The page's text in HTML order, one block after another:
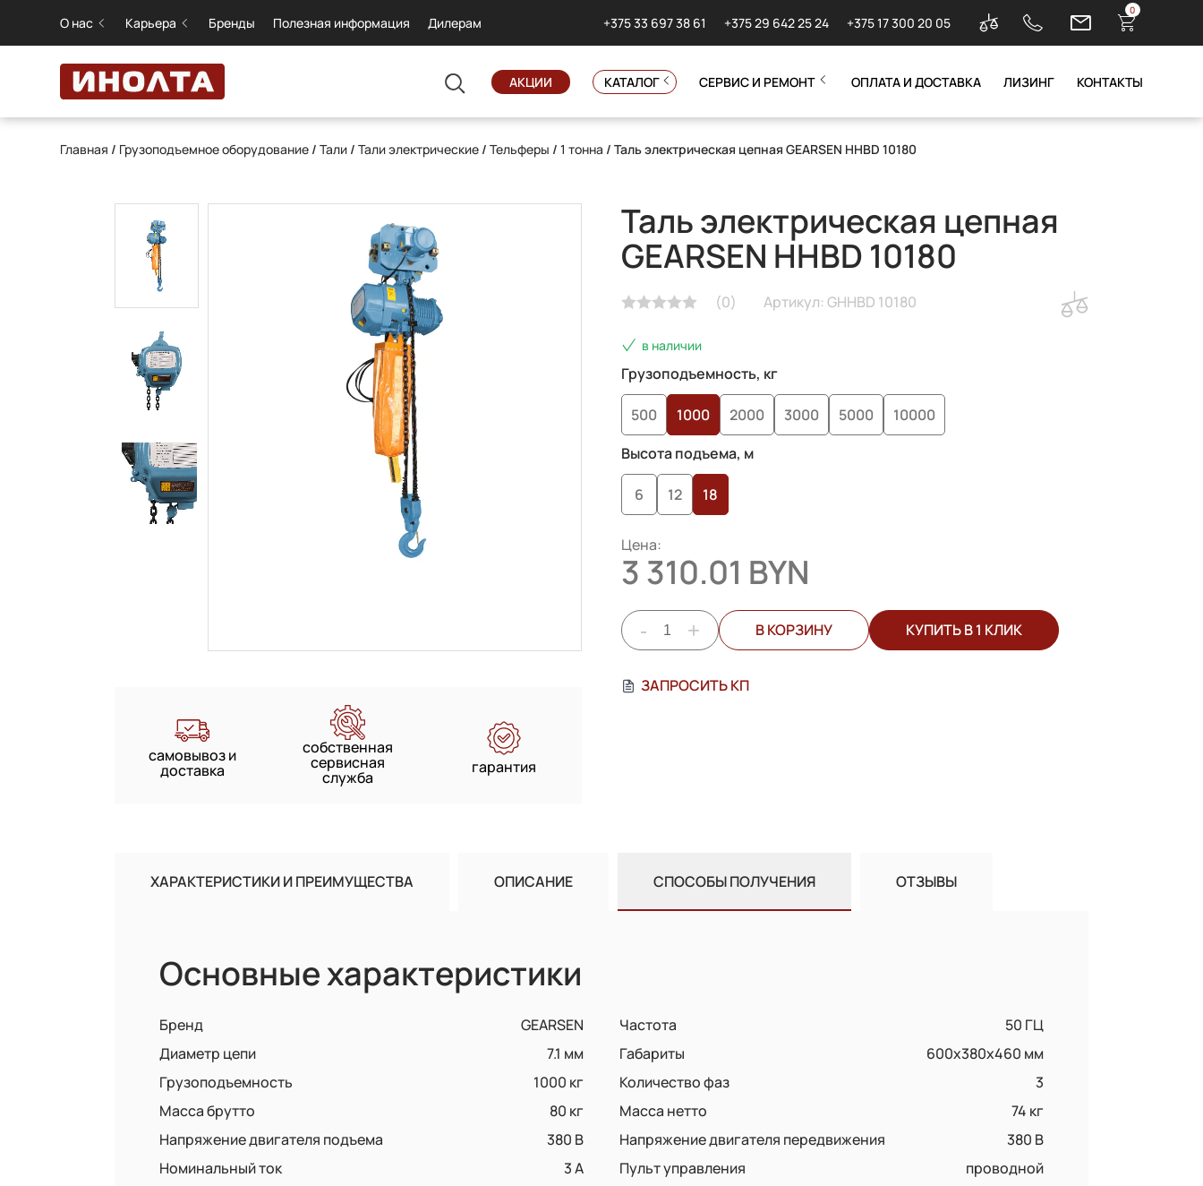
О нас Карьера Бренды Полезная информация Дилерам +375 33 697 38 61 +375 29 642 25 24 +375 17 300 20 05
0
АКЦИИ КАТАЛОГ СЕРВИС И РЕМОНТ ОПЛАТА И ДОСТАВКА ЛИЗИНГ КОНТАКТЫ
Главная / Грузоподъемное оборудование /Тали /Тали электрические /Тельферы /1 тонна / Таль электрическая цепная GEARSEN HHBD 10180
самовывоз и
доставка
собственная
сервисная
служба
гарантия
Таль электрическая цепная
GEARSEN HHBD 10180
(0) Артикул: GHHBD 10180
в наличии
Грузоподъемность, кг
500 1000 2000 3000 5000
10000
Высота подъема, м
6 12 18
Цена:
3 310.01 BYN
- + В КОРЗИНУ КУПИТЬ В 1 КЛИК
ЗАПРОСИТЬ КП
ХАРАКТЕРИСТИКИ И ПРЕИМУЩЕСТВА ОПИСАНИЕ СПОСОБЫ ПОЛУЧЕНИЯ ОТЗЫВЫ
Основные характеристики
Бренд GEARSEN Частота
50 ГЦ
Диаметр цепи
7.1 мм Габариты
600x380x460 мм
Грузоподъемность
1000 кг Количество фаз
3
Масса брутто
80 кг Масса нетто
74 кг
Напряжение двигателя подъема
380 В Напряжение двигателя передвижения
380 В
Номинальный ток
3 А Пульт управления
проводной